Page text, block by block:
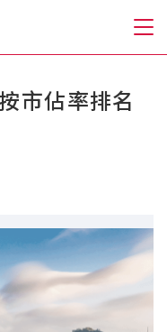
市佔率排名